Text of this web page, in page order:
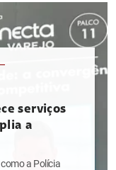
serviços
a
a Polícia